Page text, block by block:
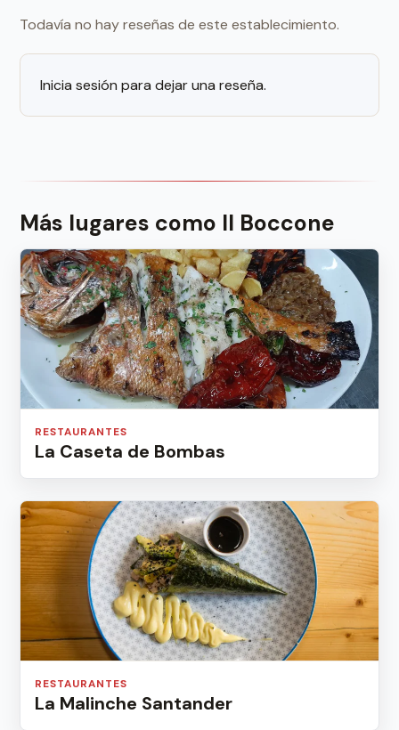
Todavía no hay reseñas de este establecimiento.
Inicia sesión para dejar una reseña.
Más lugares como Il Boccone
RESTAURANTES
La Caseta de Bombas
RESTAURANTES
La Malinche Santander